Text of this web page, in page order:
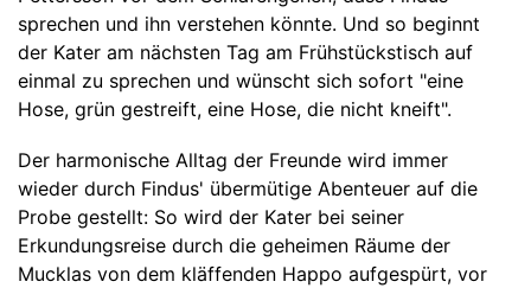
sprechen und ihn verstehen könnte. Und so beginnt
der Kater am nächsten Tag am Frühstückstisch auf
einmal zu sprechen und wünscht sich sofort "eine
Hose, grün gestreift, eine Hose, die nicht kneift".
Der harmonische Alltag der Freunde wird immer
wieder durch Findus' übermütige Abenteuer auf die
Probe gestellt: So wird der Kater bei seiner
Erkundungsreise durch die geheimen Räume der
Mucklas von dem kläffenden Happo aufgespürt, vor